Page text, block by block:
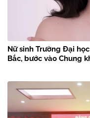
Nữ sinh Trường Đại
Bắc, bước vào Chung